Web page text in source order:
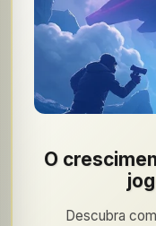
O
Descubra